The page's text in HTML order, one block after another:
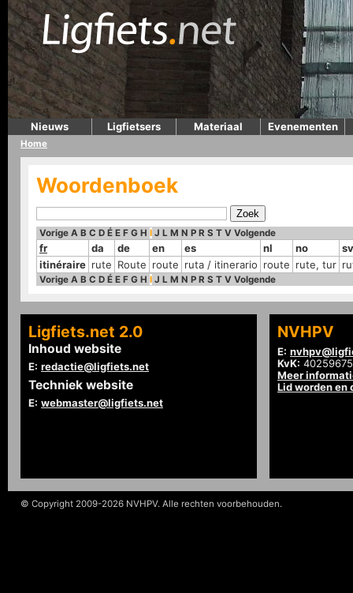
Nieuws Ligfietsers Materiaal Evenementen
Home
Woordenboek
Vorige A B C D É E F G H I J L M N P R S T V Volgende
fr da de en es nl no
sv
itinéraire rute Route route ruta / itinerario route rute, tur
Vorige A B C D É E F G H I J L M N P R S T V Volgende
Ligfiets.net 2.0
Inhoud website
E: redactie@ligfiets.net
Techniek website
E: webmaster@ligfiets.net
NVHPV
E:
KvK: 40259675
Meer
Lid worden en
© Copyright 2009-2026 NVHPV. Alle rechten voorbehouden.